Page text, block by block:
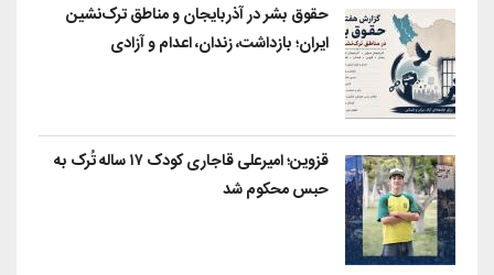
حقوق بشر در آذربایجان و مناطق ترک‌نشین
ایران؛ بازداشت، زندان، اعدام و آزادی
قزوین؛ امیرعلی قاجاری کودک ۱۷ ساله تُرک به
حبس محکوم شد